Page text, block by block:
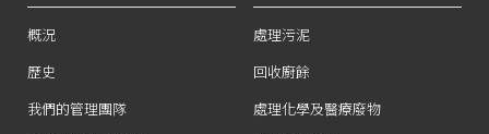
概況
歷史
我們的管理團隊
處理污泥
回收廚餘
處理化學及醫療廢物